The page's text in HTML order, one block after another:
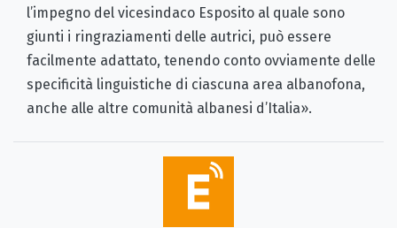
l’impegno del vicesindaco Esposito al quale sono
giunti i ringraziamenti delle autrici, può essere
facilmente adattato, tenendo conto ovviamente delle
specificità linguistiche di ciascuna area albanofona,
anche alle altre comunità albanesi d’Italia».